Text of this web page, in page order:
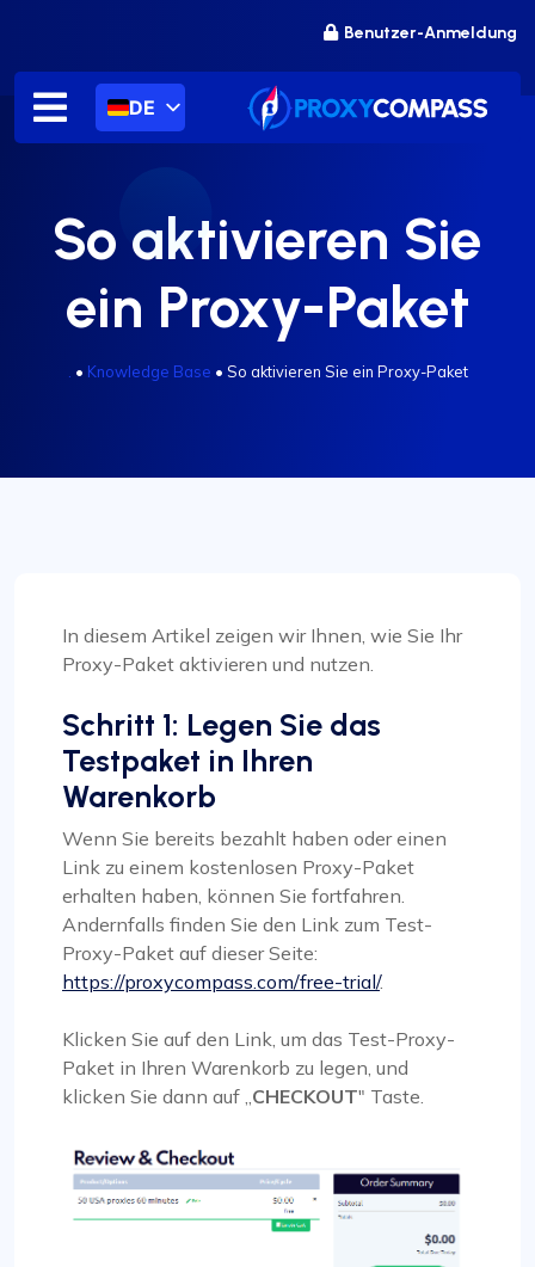
springen
Benutzer-Anmeldung
DE
So aktivieren Sie
ein Proxy-Paket
• Knowledge Base • So aktivieren Sie ein Proxy-Paket
In diesem Artikel zeigen wir Ihnen, wie Sie Ihr
Proxy-Paket aktivieren und nutzen.
Schritt 1: Legen Sie das
Testpaket in Ihren
Warenkorb
Wenn Sie bereits bezahlt haben oder einen
Link zu einem kostenlosen Proxy-Paket
erhalten haben, können Sie fortfahren.
Andernfalls finden Sie den Link zum Test-
Proxy-Paket auf dieser Seite:
https://proxycompass.com/free-trial/.
Klicken Sie auf den Link, um das Test-Proxy-
Paket in Ihren Warenkorb zu legen, und
klicken Sie dann auf „CHECKOUT" Taste.